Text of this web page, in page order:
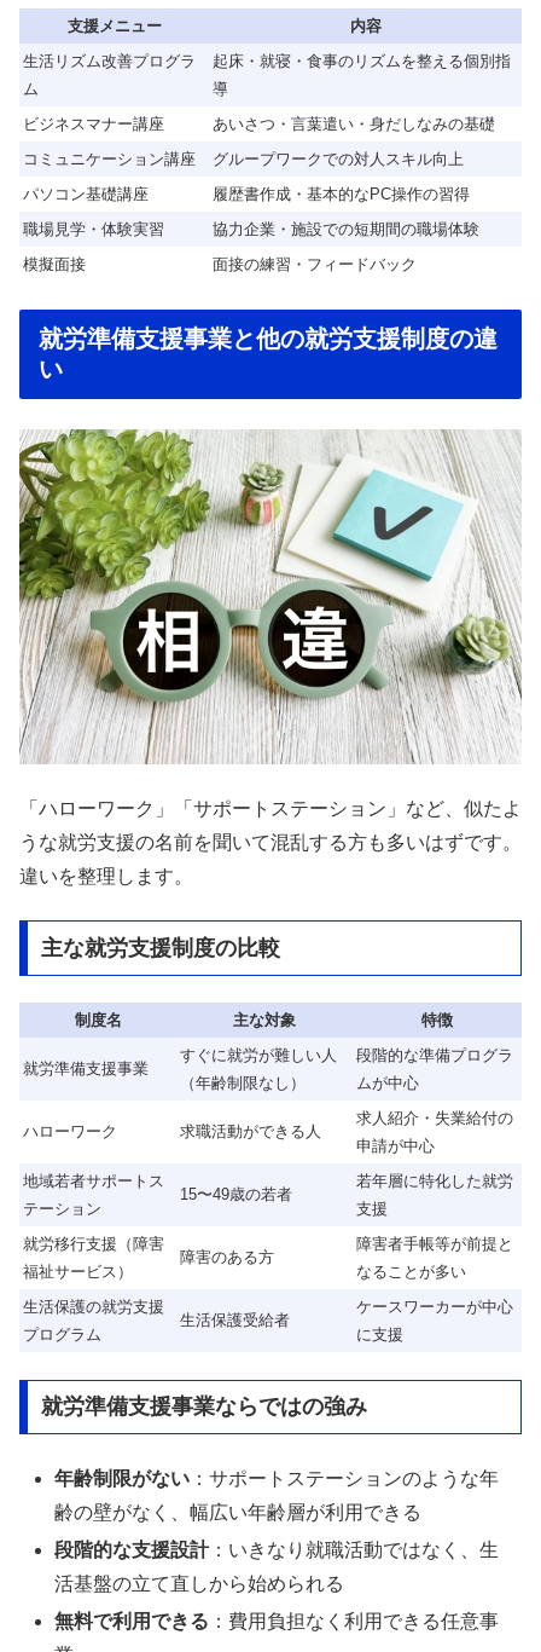
支援メニュー
内容
生活リズム改善プログラ
ム
起床・就寝・食事のリズムを整える個別指
導
ビジネスマナー講座
あいさつ・言葉遣い・身だしなみの基礎
コミュニケーション講座
グループワークでの対人スキル向上
パソコン基礎講座
履歴書作成・基本的なPC操作の習得
職場見学・体験実習
協力企業・施設での短期間の職場体験
模擬面接
面接の練習・フィードバック
就労準備支援事業と他の就労支援制度の違
い
「ハローワーク」「サポートステーション」など、似たよ
うな就労支援の名前を聞いて混乱する方も多いはずです。
違いを整理します。
主な就労支援制度の比較
制度名 主な対象 特徴
就労準備支援事業
すぐに就労が難しい人
（年齢制限なし）
段階的な準備プログラ
ムが中心
ハローワーク 求職活動ができる人
求人紹介・失業給付の
申請が中心
地域若者サポートス
テーション
15〜49歳の若者
若年層に特化した就労
支援
就労移行支援（障害
福祉サービス）
障害のある方
障害者手帳等が前提と
なることが多い
生活保護の就労支援
プログラム
生活保護受給者
ケースワーカーが中心
に支援
就労準備支援事業ならではの強み
年齢制限がない ：サポートステーションのような年
齢の壁がなく、幅広い年齢層が利用できる
段階的な支援設計：いきなり就職活動ではなく、生
活基盤の立て直しから始められる
無料で利用できる ：費用負担なく利用できる任意事